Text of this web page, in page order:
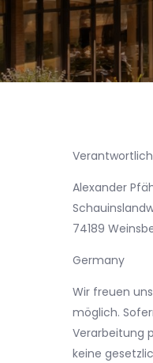
Alexander
74189
Germany
Wir freuen
möglich.
Verarbeitung
keine